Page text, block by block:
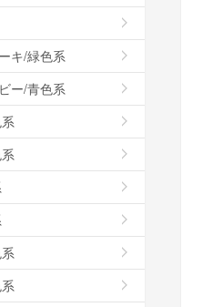
キ/緑色系
ー/青色系